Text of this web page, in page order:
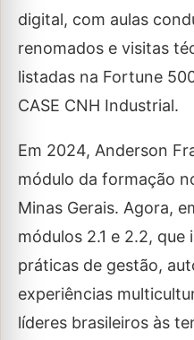
digital, com aulas
renomados e visitas
listadas na Fortune
CASE CNH Industrial.
Em 2024, Anderson
módulo da formação
Minas Gerais. Agora,
módulos 2.1 e 2.2,
práticas de gestão,
experiências
líderes brasileiros às